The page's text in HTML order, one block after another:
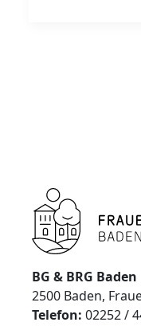
BG & BRG
2500 Baden,
Telefon: 02252 /